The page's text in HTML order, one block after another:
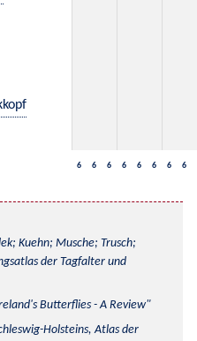
6 6 6 6 6 6 6 6
Kuehn; Musche; Trusch;
der Tagfalter und
Butterflies - A Review
Holsteins, Atlas der